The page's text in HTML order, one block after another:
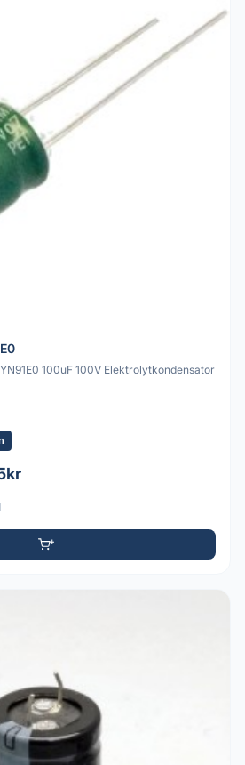
100uF 100V Elektrolytkondensator